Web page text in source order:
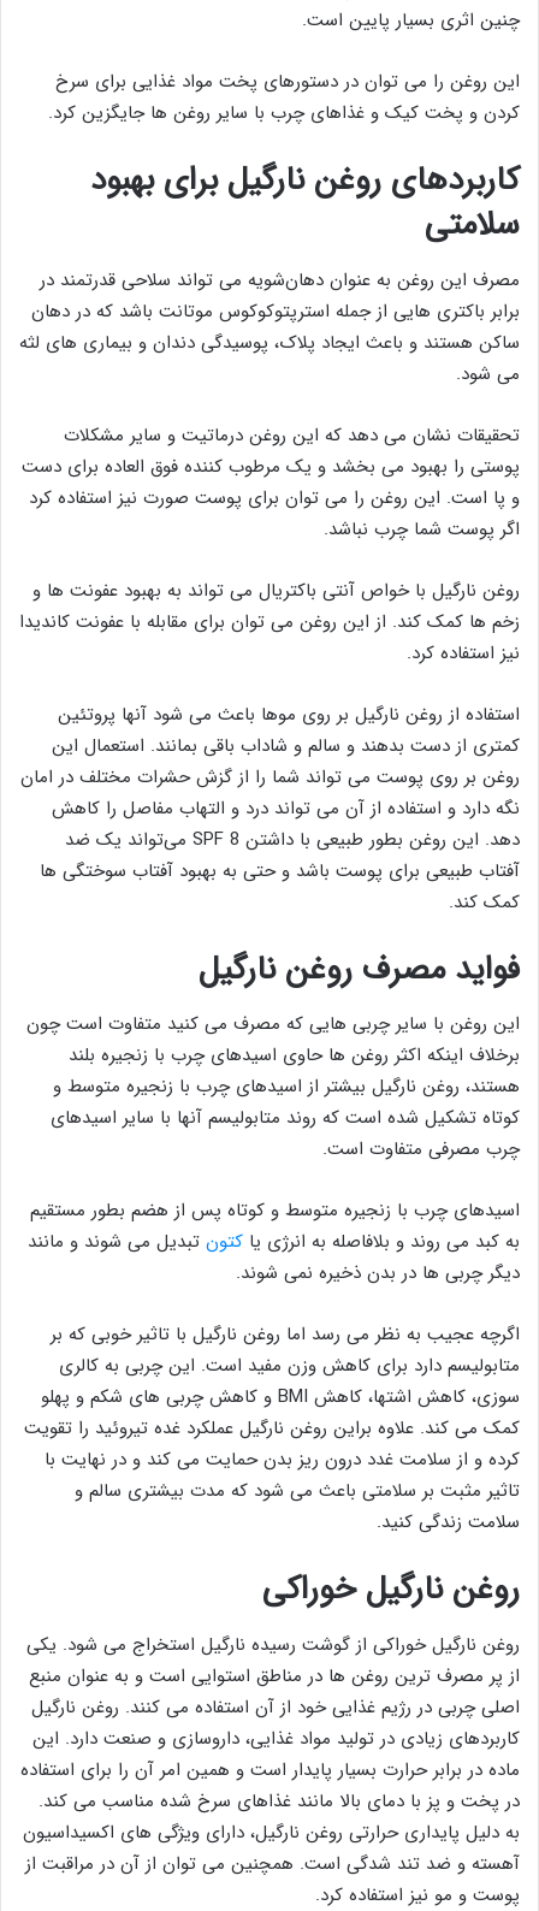
چنین اثری بسیار پایین است.
این روغن را می توان در دستورهای پخت مواد غذایی برای سرخ
کردن و پخت کیک و غذاهای چرب با سایر روغن ها جایگزین کرد.
کاربردهای روغن نارگیل برای بهبود
سلامتی
مصرف این روغن به عنوان دهان‌شویه می تواند سلاحی قدرتمند در
برابر باکتری هایی از جمله استرپتوکوکوس موتانت باشد که در دهان
ساکن هستند و باعث ایجاد پلاک، پوسیدگی دندان و بیماری های لثه
می شود.
تحقیقات نشان می دهد که این روغن درماتیت و سایر مشکلات
پوستی را بهبود می بخشد و یک مرطوب کننده فوق العاده برای دست
و پا است. این روغن را می توان برای پوست صورت نیز استفاده کرد
اگر پوست شما چرب نباشد.
روغن نارگیل با خواص آنتی باکتریال می تواند به بهبود عفونت ها و
زخم ها کمک کند. از این روغن می توان برای مقابله با عفونت کاندیدا
نیز استفاده کرد.
استفاده از روغن نارگیل بر روی موها باعث می شود آنها پروتئین
کمتری از دست بدهند و سالم و شاداب باقی بمانند. استعمال این
روغن بر روی پوست می تواند شما را از گزش حشرات مختلف در امان
نگه دارد و استفاده از آن می تواند درد و التهاب مفاصل را کاهش
دهد. این روغن بطور طبیعی با داشتن SPF 8 می‌تواند یک ضد
آفتاب طبیعی برای پوست باشد و حتی به بهبود آفتاب سوختگی ها
کمک کند.
فواید مصرف روغن نارگیل
این روغن با سایر چربی هایی که مصرف می کنید متفاوت است چون
برخلاف اینکه اکثر روغن ها حاوی اسیدهای چرب با زنجیره بلند
هستند، روغن نارگیل بیشتر از اسیدهای چرب با زنجیره متوسط و
کوتاه تشکیل شده است که روند متابولیسم آنها با سایر اسیدهای
چرب مصرفی متفاوت است.
اسیدهای چرب با زنجیره متوسط و کوتاه پس از هضم بطور مستقیم
به کبد می روند و بلافاصله به انرژی یا کتون تبدیل می شوند و مانند
دیگر چربی ها در بدن ذخیره نمی شوند.
اگرچه عجیب به نظر می رسد اما روغن نارگیل با تاثیر خوبی که بر
متابولیسم دارد برای کاهش وزن مفید است. این چربی به کالری
سوزی، کاهش اشتها، کاهش BMI و کاهش چربی های شکم و پهلو
کمک می کند. علاوه براین روغن نارگیل عملکرد غده تیروئید را تقویت
کرده و از سلامت غدد درون ریز بدن حمایت می کند و در نهایت با
تاثیر مثبت بر سلامتی باعث می شود که مدت بیشتری سالم و
سلامت زندگی کنید.
روغن نارگیل خوراکی
روغن نارگیل خوراکی از گوشت رسیده نارگیل استخراج می شود. یکی
از پر مصرف ترین روغن ها در مناطق استوایی است و به عنوان منبع
اصلی چربی در رژیم غذایی خود از آن استفاده می کنند. روغن نارگیل
کاربردهای زیادی در تولید مواد غذایی، داروسازی و صنعت دارد. این
ماده در برابر حرارت بسیار پایدار است و همین امر آن را برای استفاده
در پخت و پز با دمای بالا مانند غذاهای سرخ شده مناسب می کند.
به دلیل پایداری حرارتی روغن نارگیل، دارای ویژگی های اکسیداسیون
آهسته و ضد تند شدگی است. همچنین می توان از آن در مراقبت از
پوست و مو نیز استفاده کرد.